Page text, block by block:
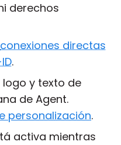
derechos
conexiones directas
.
logo y texto de
de Agent.
personalización.
activa mientras